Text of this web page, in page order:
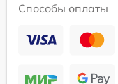
Способы оплаты